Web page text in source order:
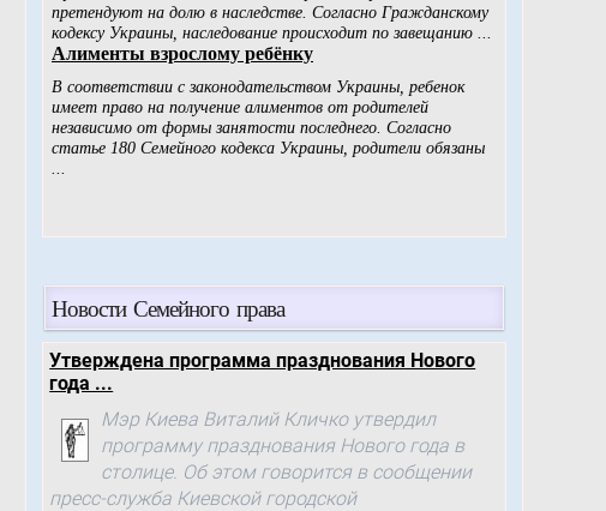
Новости Семейного права
Утверждена программа празднования Нового
года ...
Мэр Киева Виталий Кличко утвердил
программу празднования Нового года в
столице. Об этом говорится в сообщении
пресс-служба Киевской городской